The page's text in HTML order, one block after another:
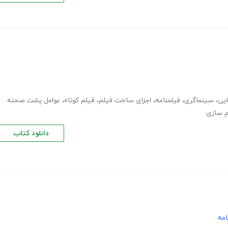
، سینماگری، فیلمنامه، اجزای ساخت فیلم، فیلم کوتاه، عوامل پشت صحنه
سازی
دانلود کتاب